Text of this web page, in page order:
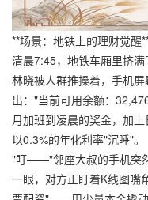
**场景：地铁上的理财觉醒
清晨7:45，地铁车厢里挤
林晓被人群推搡着，手机
出："当前可用余额：
月加班到凌晨的奖金，加
以0.3%的年化利率"沉睡"。
"叮——"邻座大叔的手机突
一眼，对方正盯着K线图嘴